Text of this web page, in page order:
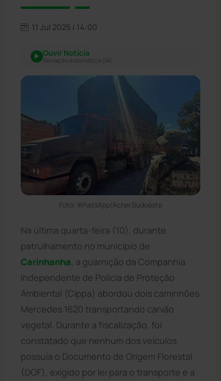
11 Jul 2025 / 14:00
Ouvir Notícia
Narração automática (IA)
Foto: WhatsApp/Achei Sudoeste
Na última quarta-feira (10), durante
patrulhamento no município de
Carinhanha, a guarnição da Companhia
Independente de Polícia de Proteção
Ambiental (Cippa) abordou dois caminhões
Mercedes 1620 transportando carvão
vegetal. Durante a fiscalização, foi
constatado que nenhum dos veículos
possuía o Documento de Origem Florestal
(DOF), exigido por lei para o transporte e a